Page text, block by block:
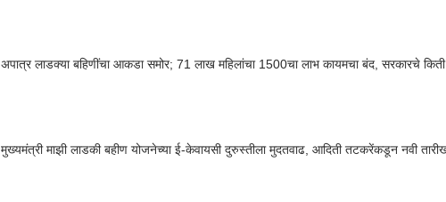
अपात्र लाडक्या बहिणींचा आकडा समोर; 71 लाख महिलांचा 1500चा लाभ कायमचा बंद, सरकारचे
मुख्यमंत्री माझी लाडकी बहीण योजनेच्या ई-केवायसी दुरुस्तीला मुदतवाढ, आदिती तटकरेंकडून नवी